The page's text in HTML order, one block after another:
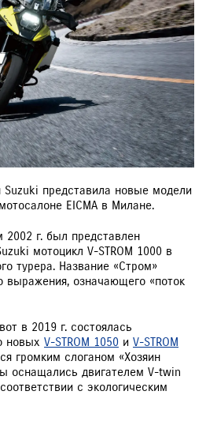
Suzuki представила новые модели
EICMA в Милане.
г. был представлен
мотоцикл V-STROM 1000 в
турера. Название «Стром»
выражения, означающего «поток
в 2019 г. состоялась
новых V-STROM 1050 и V-STROM
громким слоганом «Хозяин
оснащались двигателем V-twin
с экологическим